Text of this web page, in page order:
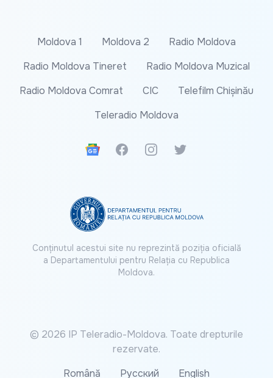
Moldova 1 Moldova 2
Radio Moldova
Radio Moldova Tineret
Radio Moldova Muzical
Radio Moldova Comrat
CIC
Telefilm Chișinău
Teleradio Moldova
Google News
FacebookInstagramTwitter
Conținutul acestui site nu reprezintă poziția oficială
a Departamentului pentru Relația cu Republica
Moldova.
© 2026 IP Teleradio-Moldova. Toate drepturile
rezervate.
Română
Русский English